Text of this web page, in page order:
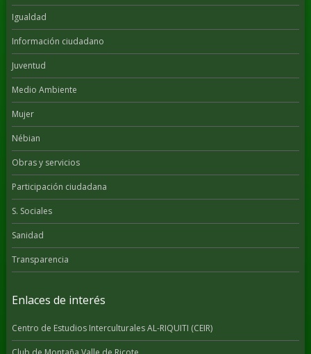
Igualdad
Información ciudadano
Juventud
Medio Ambiente
Mujer
Nébian
Obras y servicios
Participación ciudadana
S. Sociales
Sanidad
Transparencia
Enlaces de interés
Centro de Estudios Interculturales AL-RIQUITI (CEIR)